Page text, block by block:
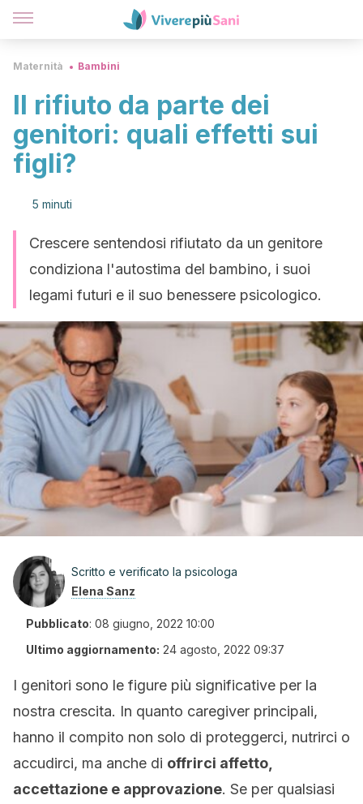
Maternità Bambini
Il rifiuto da parte dei
genitori: quali effetti sui
figli?
5 minuti
Crescere sentendosi rifiutato da un genitore
condiziona l'autostima del bambino, i suoi
legami futuri e il suo benessere psicologico.
Scritto e verificato la psicologa
Elena Sanz
Pubblicato: 08 giugno, 2022 10:00
Ultimo aggiornamento: 24 agosto, 2022 09:37
I genitori sono le figure più significative per la
nostra crescita. In quanto caregiver principali,
hanno il compito non solo di proteggerci, nutrirci o
accudirci, ma anche di offrirci affetto,
accettazione e approvazione. Se per qualsiasi